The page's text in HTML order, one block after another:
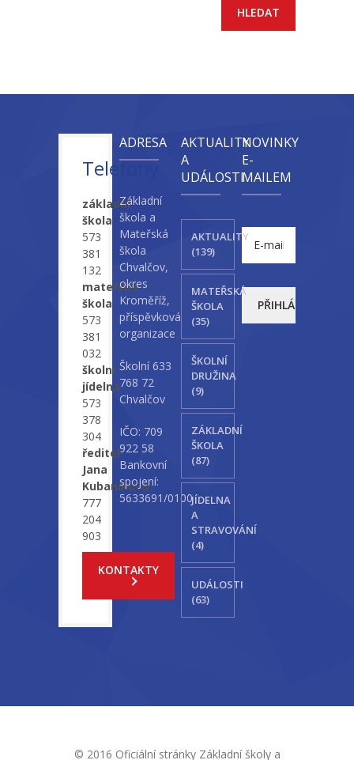
---- Posilovna
---- Multifunkční hřiště
---- Správce areálu
Kontakt
Telefony
základní
škola
573
381
132
mateřská
škola
573
381
032
školní
jídelna
573
378
304
ředitel
Jana
Kubaníková
777
204
903
KONTAKTY
ADRESA
Základní
škola a
Mateřská
škola
Chvalčov,
okres
Kroměříž,
příspěvková
organizace
Školní 633
768 72
Chvalčov
IČO: 709
922 58
Bankovní
spojení:
5633691/0100
AKTUALITY
A
UDÁLOSTI
AKTUALITY
(139)
MATEŘSKÁ
ŠKOLA
(35)
ŠKOLNÍ
DRUŽINA
(9)
ZÁKLADNÍ
ŠKOLA
(87)
JÍDELNA
A
STRAVOVÁNÍ
(4)
UDÁLOSTI
(63)
NOVINKY
E-
MAILEM
© 2016 Oficiální stránky Základní školy a